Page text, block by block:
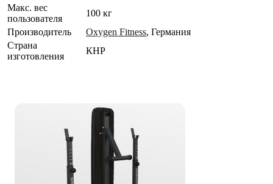
Макс. вес
пользователя
100 кг
Производитель
Oxygen Fitness, Германия
Страна
изготовления
КНР